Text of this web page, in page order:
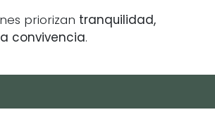
priorizan tranquilidad,
convivencia.